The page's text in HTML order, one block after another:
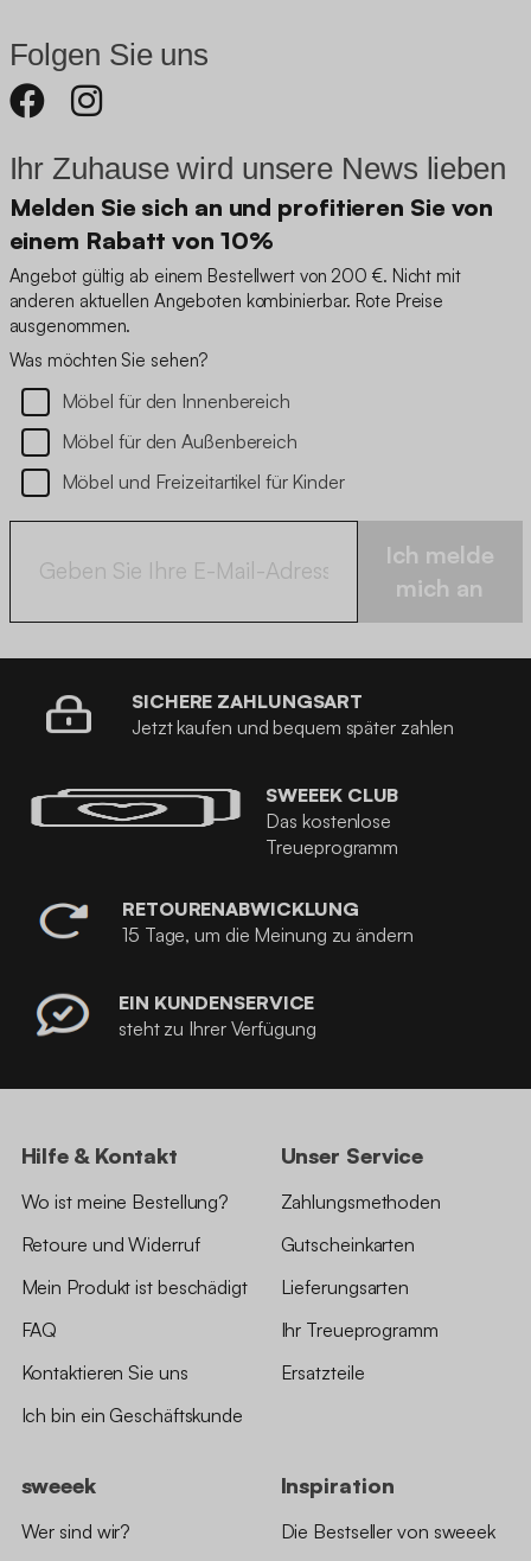
Folgen Sie uns
Ihr Zuhause wird unsere News lieben
Melden Sie sich an und profitieren Sie von
einem Rabatt von 10%
Angebot gültig ab einem Bestellwert von 200 €. Nicht mit
anderen aktuellen Angeboten kombinierbar. Rote Preise
ausgenommen.
Was möchten Sie sehen?
Möbel für den Innenbereich
Möbel für den Außenbereich
Möbel und Freizeitartikel für Kinder
Ich melde
mich an
SICHERE ZAHLUNGSART
Jetzt kaufen und bequem später zahlen
SWEEEK CLUB
Das kostenlose
Treueprogramm
RETOURENABWICKLUNG
15 Tage, um die Meinung zu ändern
EIN KUNDENSERVICE
steht zu Ihrer Verfügung
Hilfe & Kontakt
Wo ist meine Bestellung?
Retoure und Widerruf
Mein Produkt ist beschädigt
FAQ
Kontaktieren Sie uns
Ich bin ein Geschäftskunde
Unser Service
Zahlungsmethoden
Gutscheinkarten
Lieferungsarten
Ihr Treueprogramm
Ersatzteile
sweeek
Wer sind wir?
Inspiration
Die Bestseller von sweeek